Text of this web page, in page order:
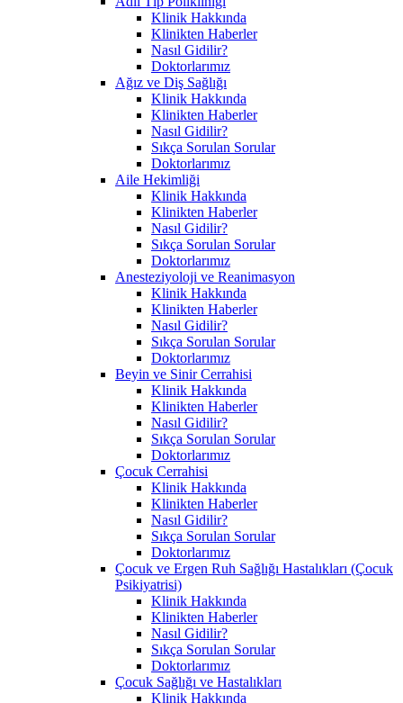
Klinik Hakkında
Klinikten Haberler
Nasıl Gidilir?
Doktorlarımız
Ağız ve Diş Sağlığı
Klinik Hakkında
Klinikten Haberler
Nasıl Gidilir?
Sıkça Sorulan Sorular
Doktorlarımız
Aile Hekimliği
Klinik Hakkında
Klinikten Haberler
Nasıl Gidilir?
Sıkça Sorulan Sorular
Doktorlarımız
Anesteziyoloji ve Reanimasyon
Klinik Hakkında
Klinikten Haberler
Nasıl Gidilir?
Sıkça Sorulan Sorular
Doktorlarımız
Beyin ve Sinir Cerrahisi
Klinik Hakkında
Klinikten Haberler
Nasıl Gidilir?
Sıkça Sorulan Sorular
Doktorlarımız
Çocuk Cerrahisi
Klinik Hakkında
Klinikten Haberler
Nasıl Gidilir?
Sıkça Sorulan Sorular
Doktorlarımız
Çocuk ve Ergen Ruh Sağlığı Hastalıkları (Çocuk
Psikiyatrisi)
Klinik Hakkında
Klinikten Haberler
Nasıl Gidilir?
Sıkça Sorulan Sorular
Doktorlarımız
Çocuk Sağlığı ve Hastalıkları
Klinik Hakkında